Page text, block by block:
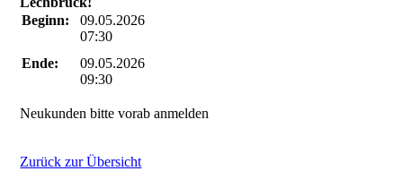
Beginn:
09.05.2026
07:30
Ende:
09.05.2026
09:30
Neukunden bitte vorab anmelden
Zurück zur Übersicht